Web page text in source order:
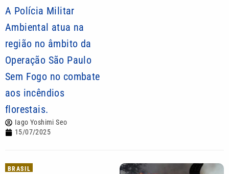
A Polícia Militar
Ambiental atua na
região no âmbito da
Operação São Paulo
Sem Fogo no combate
aos incêndios
florestais.
Iago Yoshimi Seo
15/07/2025
BRASIL